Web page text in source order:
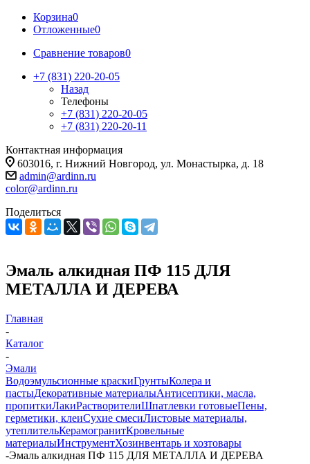
Корзина0
Отложенные0
Сравнение товаров0
+7 (831) 220-20-05
Назад
Телефоны
+7 (831) 220-20-05
+7 (831) 220-20-11
Контактная информация
603016, г. Нижний Новгород, ул. Монастырка, д. 18
admin@ardinn.ru
color@ardinn.ru
Поделиться
Эмаль алкидная ПФ 115 ДЛЯ
МЕТАЛЛА И ДЕРЕВА
Главная
-
Каталог
-
Эмали
Водоэмульсионные краскиГрунтыКолера и
пастыДекоративные материалыАнтисептики, масла,
пропиткиЛакиРастворителиШпатлевки готовыеПены,
герметики, клеиСухие смесиЛистовые материалы,
утеплительКерамогранитКровельные
материалыИнструментХозинвентарь и хозтовары
-Эмаль алкидная ПФ 115 ДЛЯ МЕТАЛЛА И ДЕРЕВА